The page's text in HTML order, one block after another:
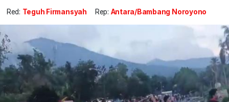
Red: Teguh Firmansyah Rep: Antara/Bambang Noroyono